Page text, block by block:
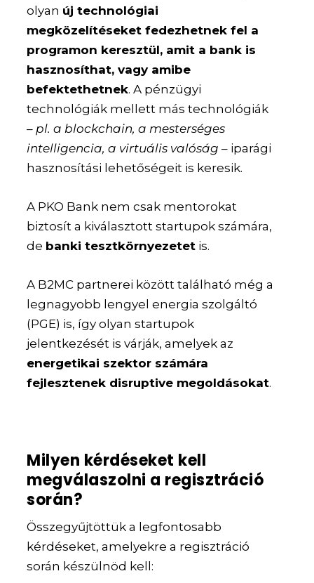
olyan új technológiai
megközelítéseket fedezhetnek fel a
programon keresztül, amit a bank is
hasznosíthat, vagy amibe
befektethetnek. A pénzügyi
technológiák mellett más technológiák
– pl. a blockchain, a mesterséges
intelligencia, a virtuális valóság – iparági
hasznosítási lehetőségeit is keresik.
A PKO Bank nem csak mentorokat
biztosít a kiválasztott startupok számára,
de banki tesztkörnyezetet is.
A B2MC partnerei között található még a
legnagyobb lengyel energia szolgáltó
(PGE) is, így olyan startupok
jelentkezését is várják, amelyek az
energetikai szektor számára
fejlesztenek disruptive megoldásokat.
Milyen kérdéseket kell
megválaszolni a regisztráció
során?
Összegyűjtöttük a legfontosabb
kérdéseket, amelyekre a regisztráció
során készülnöd kell: